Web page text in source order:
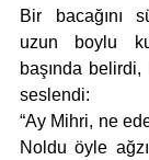
Bir bacağını
uzun boylu
başında belirdi,
seslendi:
“Ay Mihri, ne
Noldu öyle